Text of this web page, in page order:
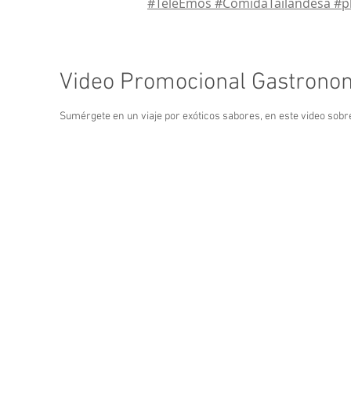
Video Promocional
Sumérgete en un viaje por exóticos sabores, en este video